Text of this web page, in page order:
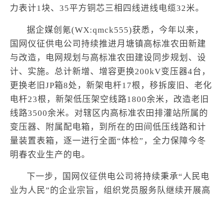
力表计1块、35平方铜芯三相四线进线电缆32米。
据企媒创氪(WX:qmck555)获悉，今年以来，
国网仪征供电公司持续推进月塘镇高标准农田新建
与改造，电网规划与高标准农田建设同步规划、设
计、实施。总计新增、增容更换200kV变压器4台，
更换老旧JP箱8处，新架电杆17根，移拆废旧、老化
电杆23根，新架低压架空线路1800余米，改造老旧
线路3500余米。对辖区内高标准农田排灌站所属的
变压器、附属配电箱，到所在的田间低压线路和计
量装置表箱，逐一进行全面“体检”，全力保障今冬
明春农业生产的电。
下一步，国网仪征供电公司将持续秉承“人民电
业为人民”的企业宗旨，组织党员服务队继续开展高